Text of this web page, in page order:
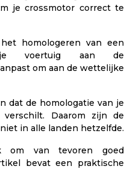
je crossmotor correct te
homologeren van een
voertuig aan de
om aan de wettelijke
dat de homologatie van je
Daarom zijn de
in alle landen hetzelfde.
om van tevoren goed
bevat een praktische